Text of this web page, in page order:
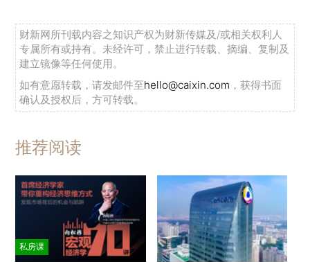
财新网所刊载内容之知识产权为财新传媒及/或相关权利人
专属所有或持有。未经许可，禁止进行转载、摘编、复制及
建立镜像等任何使用。
如有意愿转载，请发邮件至hello@caixin.com ，获得书面
确认及授权后，方可转载。
推荐阅读
私房课